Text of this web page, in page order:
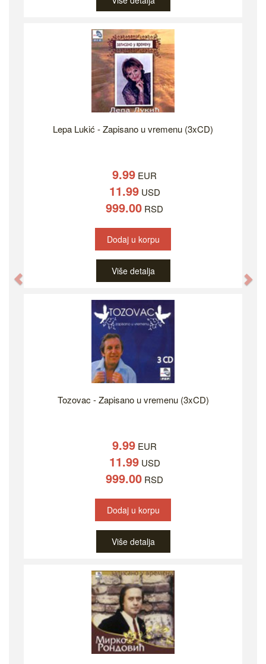
Lepa Lukić - Zapisano u vremenu (3xCD)
9.99 EUR
11.99USD
999.00 RSD
Dodaj u korpu
Više detalja
Tozovac - Zapisano u vremenu (3xCD)
9.99 EUR
11.99USD
999.00 RSD
Dodaj u korpu
Više detalja